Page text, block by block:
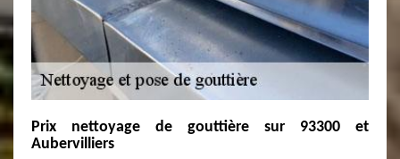
Prix nettoyage de gouttière sur 93300 et
Aubervilliers